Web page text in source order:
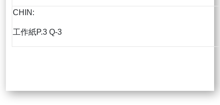
CHIN:
工作紙P.3 Q-3